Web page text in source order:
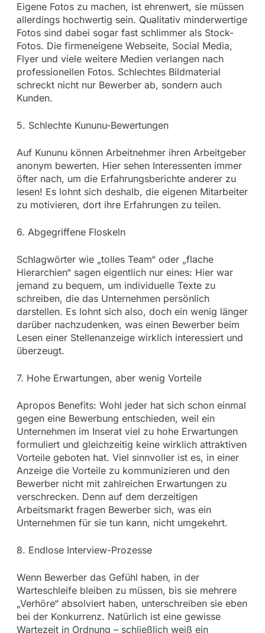
Eigene Fotos zu machen, ist ehrenwert, sie müssen
allerdings hochwertig sein. Qualitativ minderwertige
Fotos sind dabei sogar fast schlimmer als Stock-
Fotos. Die firmeneigene Webseite, Social Media,
Flyer und viele weitere Medien verlangen nach
professionellen Fotos. Schlechtes Bildmaterial
schreckt nicht nur Bewerber ab, sondern auch
Kunden.
5. Schlechte Kununu-Bewertungen
Auf Kununu können Arbeitnehmer ihren Arbeitgeber
anonym bewerten. Hier sehen Interessenten immer
öfter nach, um die Erfahrungsberichte anderer zu
lesen! Es lohnt sich deshalb, die eigenen Mitarbeiter
zu motivieren, dort ihre Erfahrungen zu teilen.
6. Abgegriffene Floskeln
Schlagwörter wie „tolles Team“ oder „flache
Hierarchien“ sagen eigentlich nur eines: Hier war
jemand zu bequem, um individuelle Texte zu
schreiben, die das Unternehmen persönlich
darstellen. Es lohnt sich also, doch ein wenig länger
darüber nachzudenken, was einen Bewerber beim
Lesen einer Stellenanzeige wirklich interessiert und
überzeugt.
7. Hohe Erwartungen, aber wenig Vorteile
Apropos Benefits: Wohl jeder hat sich schon einmal
gegen eine Bewerbung entschieden, weil ein
Unternehmen im Inserat viel zu hohe Erwartungen
formuliert und gleichzeitig keine wirklich attraktiven
Vorteile geboten hat. Viel sinnvoller ist es, in einer
Anzeige die Vorteile zu kommunizieren und den
Bewerber nicht mit zahlreichen Erwartungen zu
verschrecken. Denn auf dem derzeitigen
Arbeitsmarkt fragen Bewerber sich, was ein
Unternehmen für sie tun kann, nicht umgekehrt.
8. Endlose Interview-Prozesse
Wenn Bewerber das Gefühl haben, in der
Warteschleife bleiben zu müssen, bis sie mehrere
„Verhöre“ absolviert haben, unterschreiben sie eben
bei der Konkurrenz. Natürlich ist eine gewisse
Wartezeit in Ordnung – schließlich weiß ein